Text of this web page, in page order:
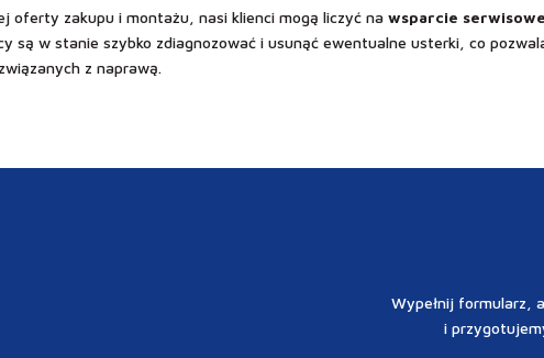
oferty zakupu i montażu, nasi klienci mogą liczyć nawsparcie serwisowe
są w stanie szybko zdiagnozować i usunąć ewentualne usterki, co
z naprawą.
Wypełnij formularz,
i